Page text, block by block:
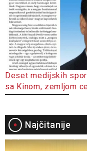
Deset medijskih
sa Kinom, zemljom
Najčitanije